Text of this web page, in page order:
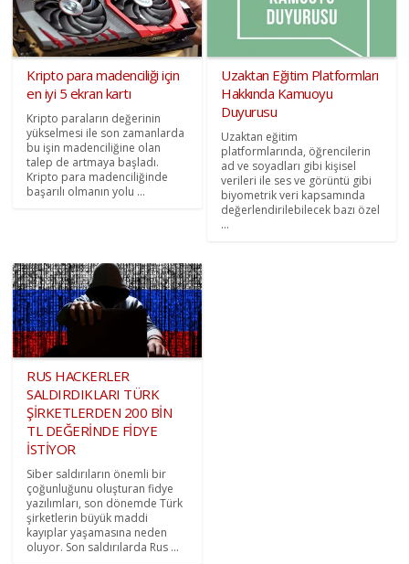
Kripto para madenciliği için
en iyi 5 ekran kartı
Kripto paraların değerinin
yükselmesi ile son zamanlarda
bu işin madenciliğine olan
talep de artmaya başladı.
Kripto para madenciliğinde
başarılı olmanın yolu ...
Uzaktan Eğitim Platformları
Hakkında Kamuoyu
Duyurusu
Uzaktan eğitim
platformlarında, öğrencilerin
ad ve soyadları gibi kişisel
verileri ile ses ve görüntü gibi
biyometrik veri kapsamında
değerlendirilebilecek bazı özel
...
RUS HACKERLER
SALDIRDIKLARI TÜRK
ŞİRKETLERDEN 200 BİN
TL DEĞERİNDE FİDYE
İSTİYOR
Siber saldırıların önemli bir
çoğunluğunu oluşturan fidye
yazılımları, son dönemde Türk
şirketlerin büyük maddi
kayıplar yaşamasına neden
oluyor. Son saldırılarda Rus ...